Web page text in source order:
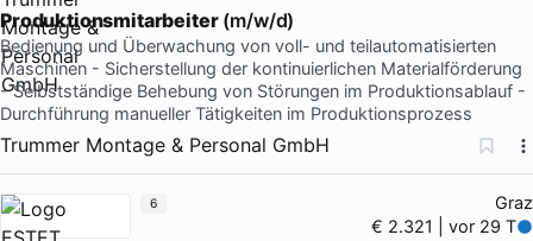
Produktionsmitarbeiter(m/w/d)
Bedienung und Überwachung von voll- und teilautomatisierten
Maschinen - Sicherstellung der kontinuierlichen Materialförderung
- Selbstständige Behebung von Störungen im Produktionsablauf -
Durchführung manueller Tätigkeiten im Produktionsprozess
Trummer Montage & Personal GmbH
Graz
€ 2.321 | vor 29 T
6